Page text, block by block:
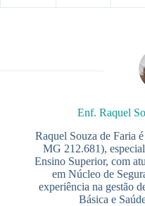
Enf. Raquel
Raquel Souza de Faria
MG 212.681),
Ensino Superior, com
em Núcleo de
experiência na gestão
Básica e